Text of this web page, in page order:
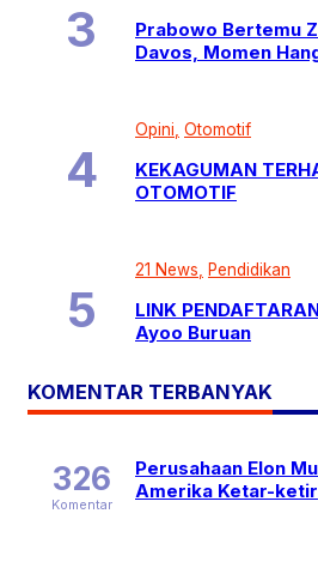
Prabowo Bertemu
Davos, Momen
Opini Otomotif
KEKAGUMAN
OTOMOTIF
21 News Pendidikan
LINK
Ayoo Buruan
KOMENTAR TERBANYAK
Perusahaan Elon
Amerika Ketar-ketir
326
Komentar